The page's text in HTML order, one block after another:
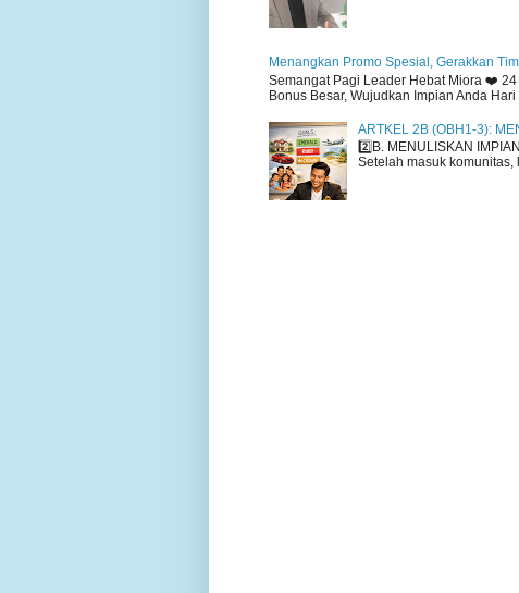
Menangkan Promo Spesial, Gerakkan
Semangat Pagi Leader Hebat Miora ❤️
Bonus Besar, Wujudkan Impian Anda
ARTKEL 2B (OBH1-3):
2️⃣B. MENULISKAN
Setelah masuk